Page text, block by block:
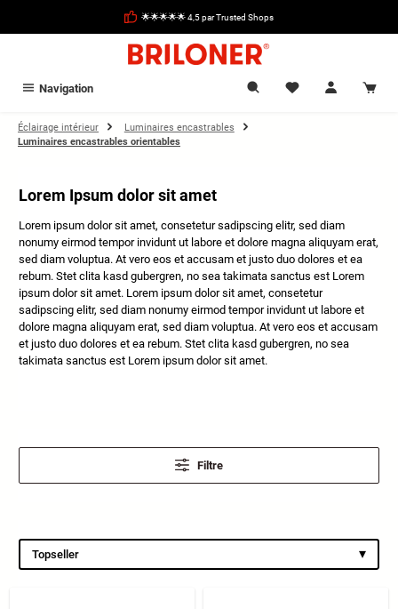
🌟🌟🌟🌟🌟 4,5 par Trusted Shops
Navigation
Éclairage intérieur
Luminaires encastrables
Luminaires encastrables orientables
Lorem Ipsum dolor sit amet
Lorem ipsum dolor sit amet, consetetur sadipscing elitr, sed diam
nonumy eirmod tempor invidunt ut labore et dolore magna aliquyam erat,
sed diam voluptua. At vero eos et accusam et justo duo dolores et ea
rebum. Stet clita kasd gubergren, no sea takimata sanctus est Lorem
ipsum dolor sit amet. Lorem ipsum dolor sit amet, consetetur
sadipscing elitr, sed diam nonumy eirmod tempor invidunt ut labore et
dolore magna aliquyam erat, sed diam voluptua. At vero eos et accusam
et justo duo dolores et ea rebum. Stet clita kasd gubergren, no sea
takimata sanctus est Lorem ipsum dolor sit amet.
Filtre
Topseller ▾